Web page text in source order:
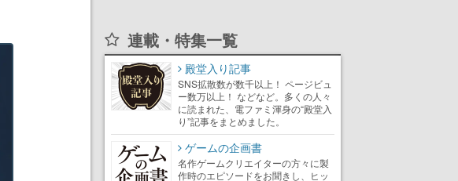
連載・特集一覧
殿堂入り記事
SNS拡散数が数千以上！ ページビュ
ー数万以上！ などなど。多くの人々
に読まれた、電ファミ渾身の“殿堂入
り”記事をまとめました。
ゲームの企画書
名作ゲームクリエイターの方々に製
作時のエピソードをお聞きし、ヒッ